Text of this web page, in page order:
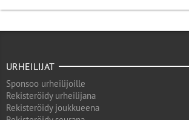
URHEILIJAT
Sponsoo urheilijoille
Rekisteröidy urheilijana
Rekisteröidy joukkueena